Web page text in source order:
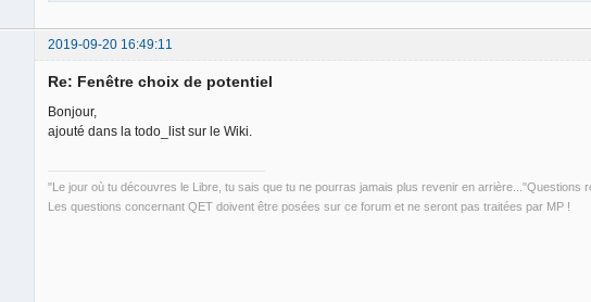
2019-09-20 16:49:11
Re: Fenêtre choix de potentiel
Bonjour,
ajouté dans la todo_list sur le Wiki.
"Le jour où tu découvres le Libre, tu sais que tu ne pourras jamais plus revenir en arrière..."Questions
Les questions concernant QET doivent être posées sur ce forum et ne seront pas traitées par MP !